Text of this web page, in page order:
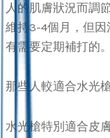
人的肌膚狀況而調
維持3-4個月，但因
有需要定期補打的。
那些人較適合水光
水光槍特別適合皮